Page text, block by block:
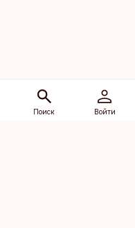
Поиск Войти